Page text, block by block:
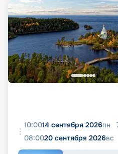
10:0014 сентября 2026пн
08:0020 сентября 2026вс